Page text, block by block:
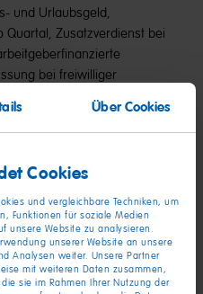
Über Cookies
Cookies
und vergleichbare Techniken, um
Funktionen für soziale Medien
unsere Website zu analysieren.
unserer Website an unsere
Analysen weiter. Unsere Partner
mit weiteren Daten zusammen,
sie im Rahmen Ihrer Nutzung der
und Urlaubsgeld,
Quartal, Zusatzverdienst bei
bei freiwilliger
JobRad, Angebote für die
Feedbackgespräche
in allen Lebenslagen mit
Tage unfallversichert